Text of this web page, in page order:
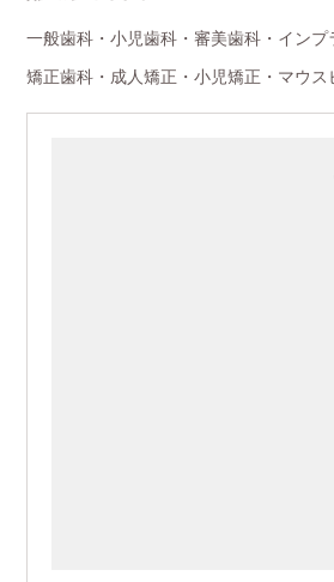
一般歯科・小児歯科・審美歯科・インプ
矯正歯科・成人矯正・小児矯正・マウス